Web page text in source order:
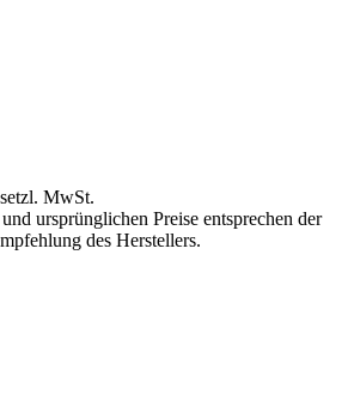
MwSt.
ursprünglichen Preise entsprechen der
des Herstellers.